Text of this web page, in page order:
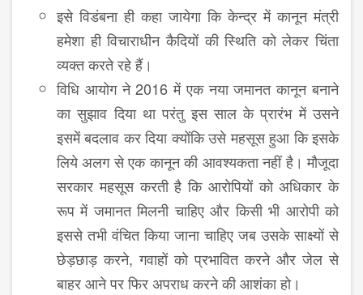
इसे विडंबना ही कहा जायेगा कि केन्द्र में कानून मंत्री
हमेशा ही विचाराधीन कैदियों की स्थिति को लेकर चिंता
व्यक्त करते रहे हैं।
विधि आयोग ने 2016 में एक नया जमानत कानून बनाने
का सुझाव दिया था परंतु इस साल के प्रारंभ में उसने
इसमें बदलाव कर दिया क्योंकि उसे महसूस हुआ कि इसके
लिये अलग से एक कानून की आवश्यकता नहीं है। मौजूदा
सरकार महसूस करती है कि आरोपियों को अधिकार के
रूप में जमानत मिलनी चाहिए और किसी भी आरोपी को
इससे तभी वंचित किया जाना चाहिए जब उसके साक्ष्यों से
छेड़छाड़ करने, गवाहों को प्रभावित करने और जेल से
बाहर आने पर फिर अपराध करने की आशंका हो।